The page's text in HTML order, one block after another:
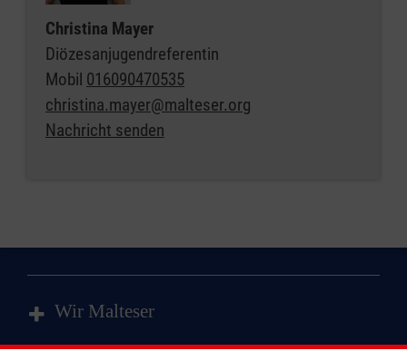
Christina Mayer
Diözesanjugendreferentin
Mobil 016090470535
christina.mayer@malteser.org
Nachricht senden
Wir Malteser